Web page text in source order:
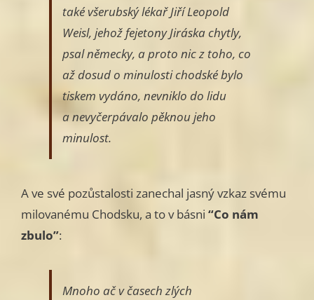
také všerubský lékař Jiří Leopold
Weisl, jehož fejetony Jiráska chytly,
psal německy, a proto nic z toho, co
až dosud o minulosti chodské bylo
tiskem vydáno, nevniklo do lidu
a nevyčerpávalo pěknou jeho
minulost.
A ve své pozůstalosti zanechal jasný vzkaz svému
milovanému Chodsku, a to v básni “Co nám
zbulo”:
Mnoho ač v časech zlých